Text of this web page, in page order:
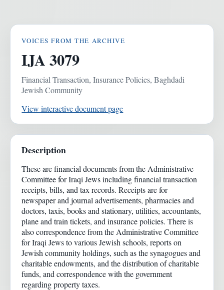
VOICES FROM THE ARCHIVE
IJA 3079
Financial Transaction, Insurance Policies, Baghdadi
Jewish Community
View interactive document page
Description
These are financial documents from the Administrative
Committee for Iraqi Jews including financial transaction
receipts, bills, and tax records. Receipts are for
newspaper and journal advertisements, pharmacies and
doctors, taxis, books and stationary, utilities, accountants,
plane and train tickets, and insurance policies. There is
also correspondence from the Administrative Committee
for Iraqi Jews to various Jewish schools, reports on
Jewish community holdings, such as the synagogues and
charitable endowments, and the distribution of charitable
funds, and correspondence with the government
regarding property taxes.